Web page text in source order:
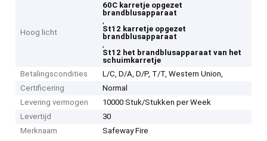
Hoog licht
60C karretje opgezet
brandblusapparaat
,
St12 karretje opgezet
brandblusapparaat
,
St12 het brandblusapparaat van het
schuimkarretje
Betalingscondities
L/C, D/A, D/P, T/T, Western Union,
Certificering
Normal
Levering vermogen
10000 Stuk/Stukken per Week
Levertijd
30
Merknaam
Safeway Fire